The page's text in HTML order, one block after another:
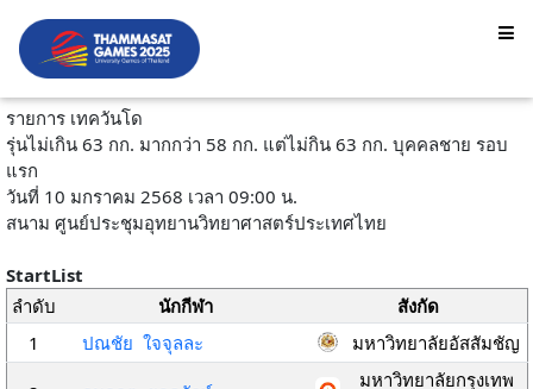
รายการ เทควันโด
รุ่นไม่เกิน 63 กก. มากกว่า 58 กก. แต่ไม่กิน 63 กก. บุคคลชาย รอบ
แรก
วันที่ 10 มกราคม 2568 เวลา 09:00 น.
สนาม ศูนย์ประชุมอุทยานวิทยาศาสตร์ประเทศไทย
StartList
ลำดับ
นักกีฬา
สังกัด
1
ปณชัย ใจจุลละ มหาวิทยาลัยอัสสัมชัญ
มหาวิทยาลัยกรุงเทพ